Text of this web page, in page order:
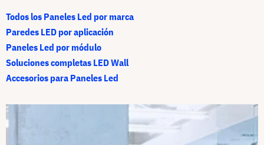
Todos los Paneles Led por marca
Paredes LED por aplicación
Paneles Led por módulo
Soluciones completas LED Wall
Accesorios para Paneles Led